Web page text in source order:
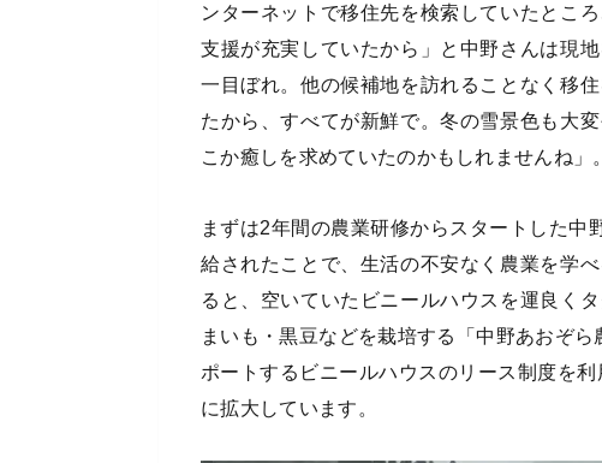
ンターネットで移住先を検索していたとこ
支援が充実していたから」と中野さんは現
一目ぼれ。他の候補地を訪れることなく移
たから、すべてが新鮮で。冬の雪景色も大
こか癒しを求めていたのかもしれませんね」。
まずは2年間の農業研修からスタートした
給されたことで、生活の不安なく農業を学
ると、空いていたビニールハウスを運良く
まいも・黒豆などを栽培する「中野あおぞ
ポートするビニールハウスのリース制度を
に拡大しています。